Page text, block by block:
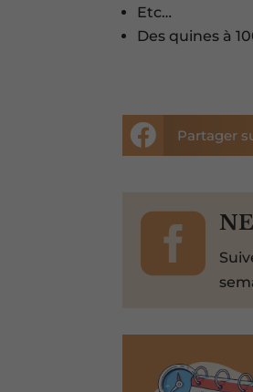
Etc…
Des quines à
 Partager
